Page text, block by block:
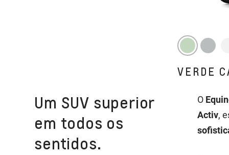
VERDE
Um SUV superior
em todos os
sentidos.
O
Activ,